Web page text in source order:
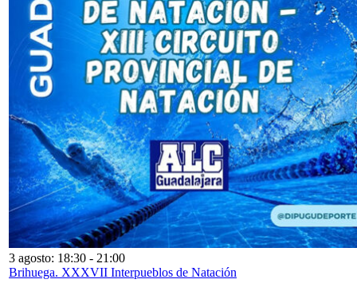
3 agosto: 18:30 - 21:00
Brihuega. XXXVII Interpueblos de Natación